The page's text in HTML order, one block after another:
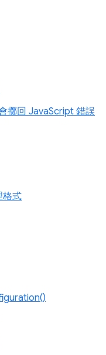
擲回 JavaScript 錯誤
格式